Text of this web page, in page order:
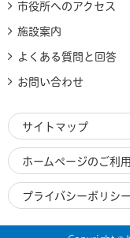
市役所へのアクセス
施設案内
よくある質問と回答
お問い合わせ
サイトマップ
ホームページのご利
プライバシーポリシー